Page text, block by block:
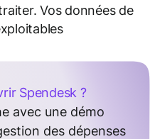
Vos données de
Spendesk ?
avec une démo
des dépenses